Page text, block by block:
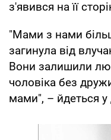
з'явився на її
"Мами з нами
загинула від
Вони залишили
чоловіка без
мами", – йдеться у